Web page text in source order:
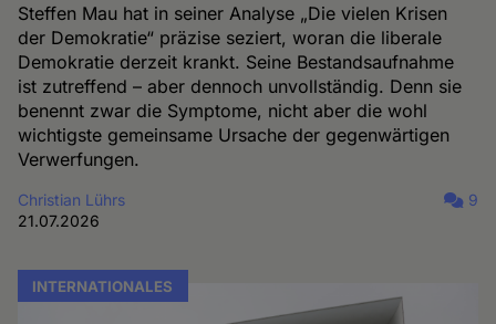
Steffen Mau hat in seiner Analyse „Die vielen Krisen
der Demokratie“ präzise seziert, woran die liberale
Demokratie derzeit krankt. Seine Bestandsaufnahme
ist zutreffend – aber dennoch unvollständig. Denn sie
benennt zwar die Symptome, nicht aber die wohl
wichtigste gemeinsame Ursache der gegenwärtigen
Verwerfungen.
Christian Lührs
21.07.2026
9
INTERNATIONALES